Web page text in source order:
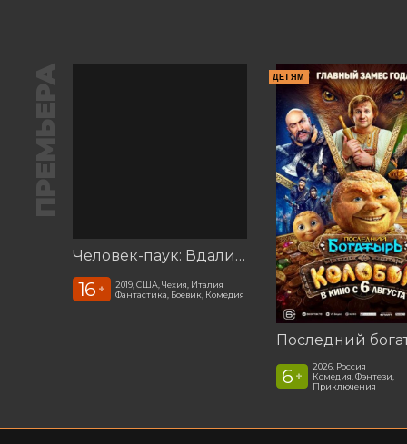
ПРЕМЬЕРА
Человек-паук: Вдали от дома (2019)
16 +
2019, США, Чехия, Италия
Фантастика, Боевик, Комедия
ДЕТЯМ
6 +
2026, Россия
Комедия, Фэнтези,
Приключения